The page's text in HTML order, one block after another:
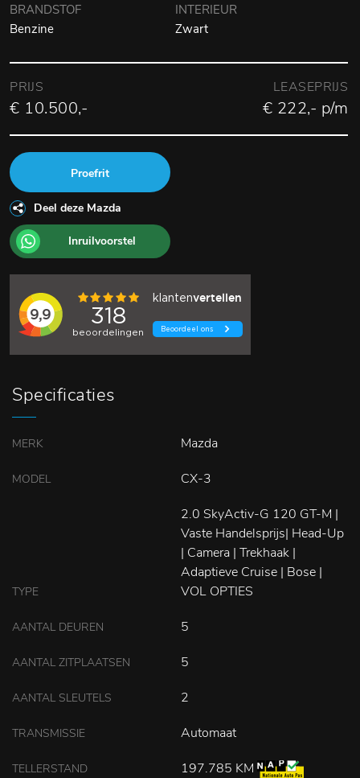
BRANDSTOF
Benzine
INTERIEUR
Zwart
PRIJS
€ 10.500,-
LEASEPRIJS
€ 222,- p/m
Proefrit
Deel deze Mazda
Inruilvoorstel
Specificaties
MERK Mazda
MODEL CX-3
TYPE
2.0 SkyActiv-G 120 GT-M |
Vaste Handelsprijs| Head-Up
| Camera | Trekhaak |
Adaptieve Cruise | Bose |
VOL OPTIES
AANTAL DEUREN 5
AANTAL ZITPLAATSEN 5
AANTAL SLEUTELS 2
TRANSMISSIE Automaat
TELLERSTAND 197.785 KM